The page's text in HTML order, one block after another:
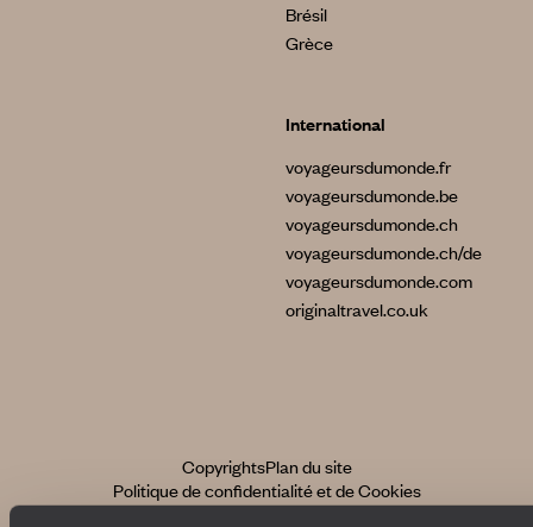
Brésil
Grèce
International
voyageursdumonde.fr
voyageursdumonde.be
voyageursdumonde.ch
voyageursdumonde.ch/de
voyageursdumonde.com
originaltravel.co.uk
CopyrightsPlan du site
Politique de confidentialité et de Cookies
Notice légale et CGU